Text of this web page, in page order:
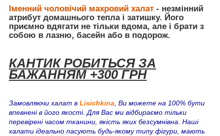
Іменний чоловічий махровий халат - незмінний
атрибут домашнього тепла і затишку. Його
приємно вдягати не тільки вдома, але і брати з
собою в лазню, басейн або в подорож.
КАНТИК РОБИТЬСЯ ЗА
БАЖАННЯМ +300 ГРН
Замовляючи халат в Lisichkina, Ви можете на 100% бути
впевнені в його якості. Для Вас ми відбираємо тільки
перевірені часом тканини, якість яких безсумнівна. Наші
халати ідеально пасують будь-якому типу фігури, мають